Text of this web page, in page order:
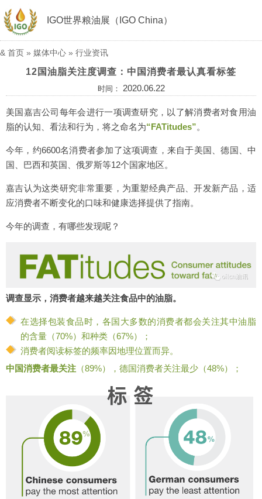
IGO世界粮油展（IGO China）
& 首页 » 媒体中心 » 行业资讯
12国油脂关注度调查：中国消费者最认真看标签
时间： 2020.06.22
美国嘉吉公司每年会进行一项调查研究，以了解消费者对食用油
脂的认知、看法和行为，将之命名为“FATitudes”。
今年，约6600名消费者参加了这项调查，来自于美国、德国、中
国、巴西和英国、俄罗斯等12个国家地区。
嘉吉认为这类研究非常重要，为重塑经典产品、开发新产品，适
应消费者不断变化的口味和健康选择提供了指南。
今年的调查，有哪些发现呢？
调查显示，消费者越来越关注食品中的油脂。
在选择包装食品时，各国大多数的消费者都会关注其中油脂
的含量（70%）和种类（67%）；
消费者阅读标签的频率因地理位置而异。
中国消费者最关注 （89%），德国消费者关注最少（48%）；